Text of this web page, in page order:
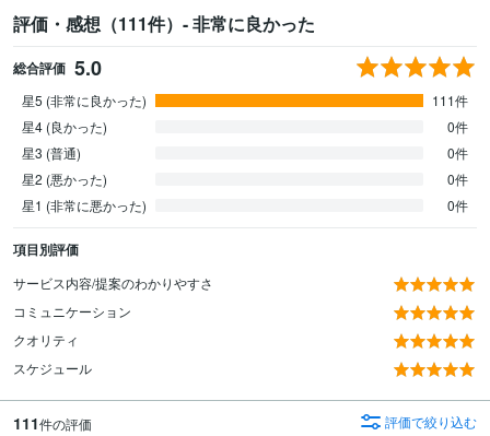
評価・感想（111件）- 非常に良かった
総合評価 5.0
星5 (非常に良かった)
111件
星4 (良かった)
0件
星3 (普通)
0件
星2 (悪かった)
0件
星1 (非常に悪かった)
0件
項目別評価
サービス内容/提案のわかりやすさ
コミュニケーション
クオリティ
スケジュール
111件の評価 評価で絞り込む